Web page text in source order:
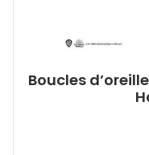
Boucles